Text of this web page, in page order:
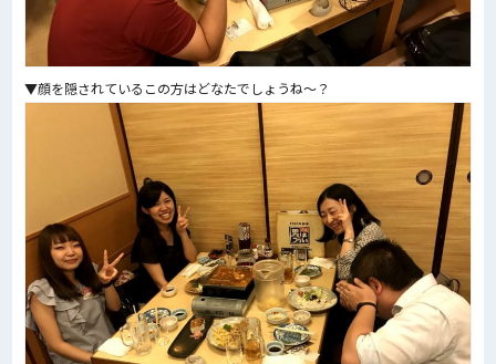
▼顔を隠されているこの方はどなたでしょうね～？